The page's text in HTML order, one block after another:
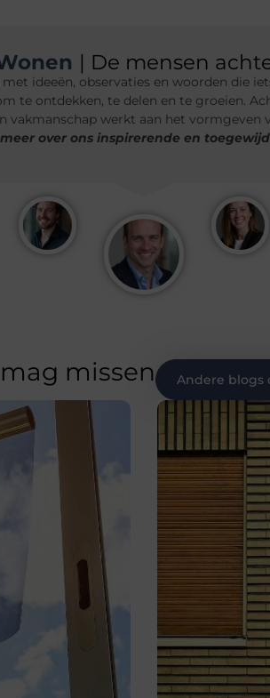
| De mensen
ideeën, observaties en woorden die
te ontdekken, te delen en te groeien.
vakmanschap werkt aan het vormgeven
meer over ons inspirerende en
missen Andere blogs